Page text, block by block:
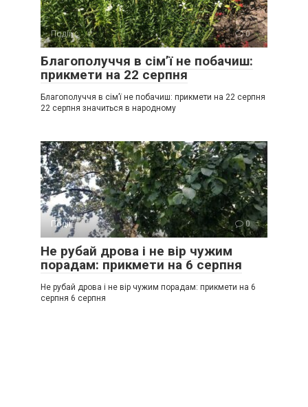
Події 0
Благополуччя в сім’ї не побачиш:
прикмети на 22 серпня
Благополуччя в сім’ї не побачиш: прикмети на 22 серпня
22 серпня значиться в народному
Події 0
Не рубай дрова і не вір чужим
порадам: прикмети на 6 серпня
Не рубай дрова і не вір чужим порадам: прикмети на 6
серпня 6 серпня